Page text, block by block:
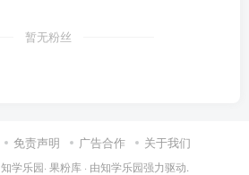
暂无粉丝
免责声明 广告合作 关于我们
知学乐园· 果粉库 · 由知学乐园强力驱动.